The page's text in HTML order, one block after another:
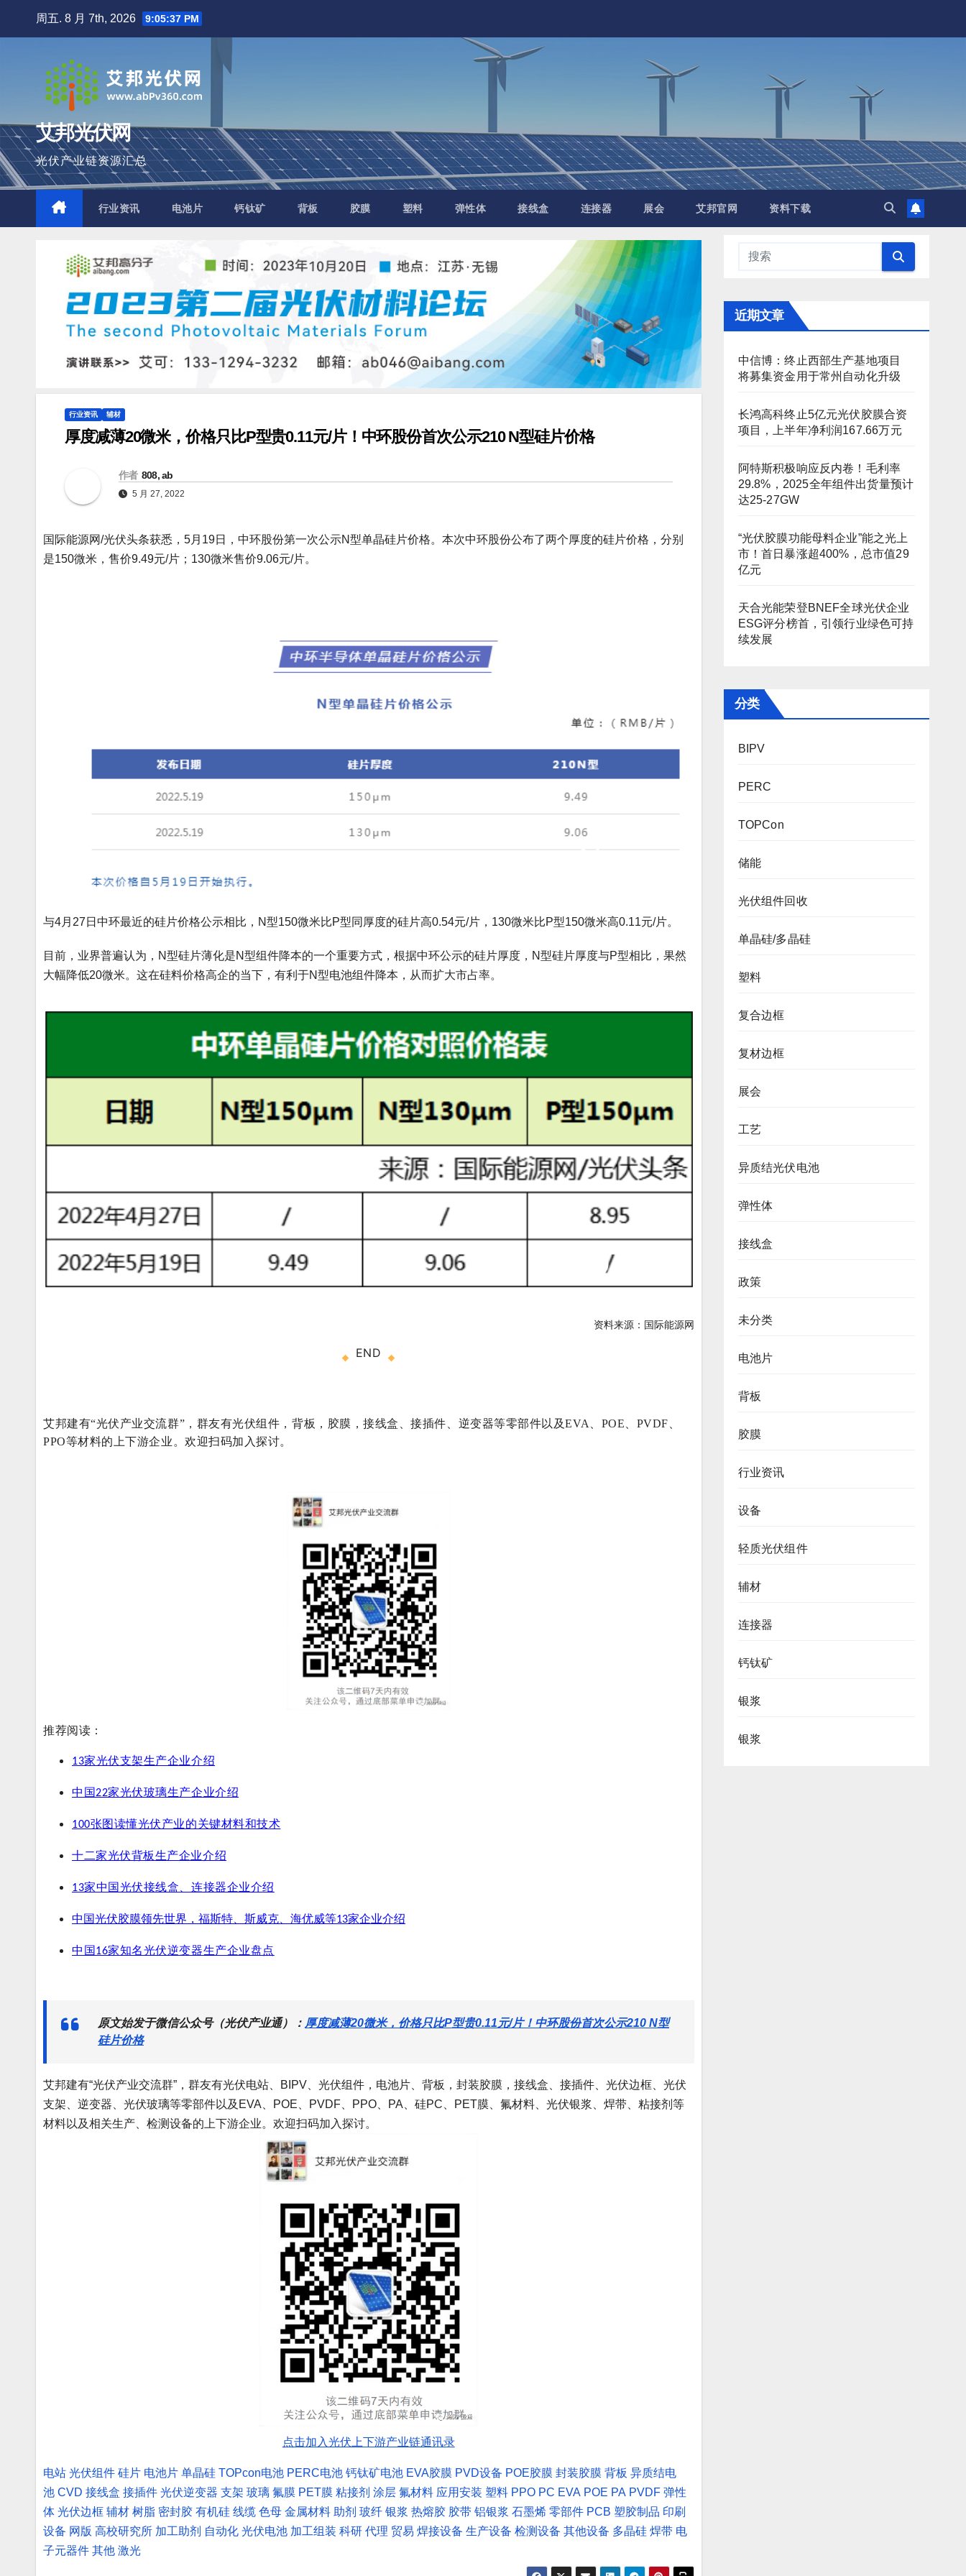
周五. 8 月 7th, 2026 9:05:38 PM
艾邦光伏网
光伏产业链资源汇总
行业资讯 电池片 钙钛矿 背板 胶膜 塑料 弹性体 接线盒 连接器 展会 艾邦官网 资料下载
行业资讯 辅材
厚度减薄20微米，价格只比P型贵0.11元/片！中环股份首次公示210 N型硅片价格
作者 808, ab
5 月 27, 2022
国际能源网/光伏头条获悉，5月19日，中环股份第一次公示N型单晶硅片价格。本次中环股份公布了两个厚度的硅片价格，分别
是150微米，售价9.49元/片；130微米售价9.06元/片。
与4月27日中环最近的硅片价格公示相比，N型150微米比P型同厚度的硅片高0.54元/片，130微米比P型150微米高0.11元/片。
目前，业界普遍认为，N型硅片薄化是N型组件降本的一个重要方式，根据中环公示的硅片厚度，N型硅片厚度与P型相比，果然
大幅降低20微米。这在硅料价格高企的当下，有利于N型电池组件降本，从而扩大市占率。
资料来源：国际能源网
END
艾邦建有“光伏产业交流群”，群友有光伏组件，背板，胶膜，接线盒、接插件、逆变器等零部件以及EVA、POE、PVDF、
PPO等材料的上下游企业。欢迎扫码加入探讨。
推荐阅读：
13家光伏支架生产企业介绍
中国22家光伏玻璃生产企业介绍
100张图读懂光伏产业的关键材料和技术
十二家光伏背板生产企业介绍
13家中国光伏接线盒、连接器企业介绍
中国光伏胶膜领先世界，福斯特、斯威克、海优威等13家企业介绍
中国16家知名光伏逆变器生产企业盘点
原文始发于微信公众号（光伏产业通）： 厚度减薄20微米，价格只比P型贵0.11元/片！中环股份首次公示210 N型
硅片价格
艾邦建有“光伏产业交流群”，群友有光伏电站、BIPV、光伏组件，电池片、背板，封装胶膜，接线盒、接插件、光伏边框、光伏
支架、逆变器、光伏玻璃等零部件以及EVA、POE、PVDF、PPO、PA、硅PC、PET膜、氟材料、光伏银浆、焊带、粘接剂等
材料以及相关生产、检测设备的上下游企业。欢迎扫码加入探讨。
点击加入光伏上下游产业链通讯录
电站 光伏组件 硅片 电池片 单晶硅 TOPcon电池 PERC电池 钙钛矿电池 EVA胶膜 PVD设备 POE胶膜 封装胶膜 背板 异质结电
池 CVD 接线盒 接插件 光伏逆变器 支架 玻璃 氟膜 PET膜 粘接剂 涂层 氟材料 应用安装 塑料 PPO PC EVA POE PA PVDF 弹性
体 光伏边框 辅材 树脂 密封胶 有机硅 线缆 色母 金属材料 助剂 玻纤 银浆 热熔胶 胶带 铝银浆 石墨烯 零部件 PCB 塑胶制品 印刷
设备 网版 高校研究所 加工助剂 自动化 光伏电池 加工组装 科研 代理 贸易 焊接设备 生产设备 检测设备 其他设备 多晶硅 焊带 电
子元器件 其他 激光
近期文章
中信博：终止西部生产基地项目
将募集资金用于常州自动化升级
长鸿高科终止5亿元光伏胶膜合资
项目，上半年净利润167.66万元
阿特斯积极响应反内卷！毛利率
29.8%，2025全年组件出货量预计
达25-27GW
“光伏胶膜功能母料企业”能之光上
市！首日暴涨超400%，总市值29
亿元
天合光能荣登BNEF全球光伏企业
ESG评分榜首，引领行业绿色可持
续发展
分类
BIPV
PERC
TOPCon
储能
光伏组件回收
单晶硅/多晶硅
塑料
复合边框
复材边框
展会
工艺
异质结光伏电池
弹性体
接线盒
政策
未分类
电池片
背板
胶膜
行业资讯
设备
轻质光伏组件
辅材
连接器
钙钛矿
银浆
银浆